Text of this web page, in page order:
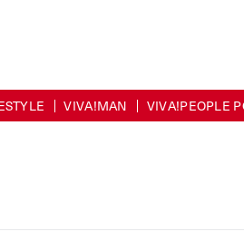
VIVA!MAN VIVA!PEOPLE